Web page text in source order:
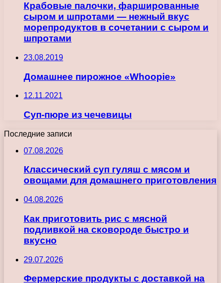
Крабовые палочки, фаршированные
сыром и шпротами — нежный вкус
морепродуктов в сочетании с сыром и
шпротами
23.08.2019
Домашнее пирожное «Whoopie»
12.11.2021
Суп-пюре из чечевицы
Последние записи
07.08.2026
Классический суп гуляш с мясом и
овощами для домашнего приготовления
04.08.2026
Как приготовить рис с мясной
подливкой на сковороде быстро и
вкусно
29.07.2026
Фермерские продукты с доставкой на